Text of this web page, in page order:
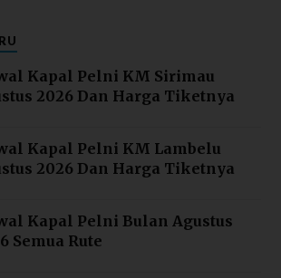
Kapal Pelni KM Sirimau
2026 Dan Harga Tiketnya
Kapal Pelni KM Lambelu
2026 Dan Harga Tiketnya
Kapal Pelni Bulan Agustus
Semua Rute